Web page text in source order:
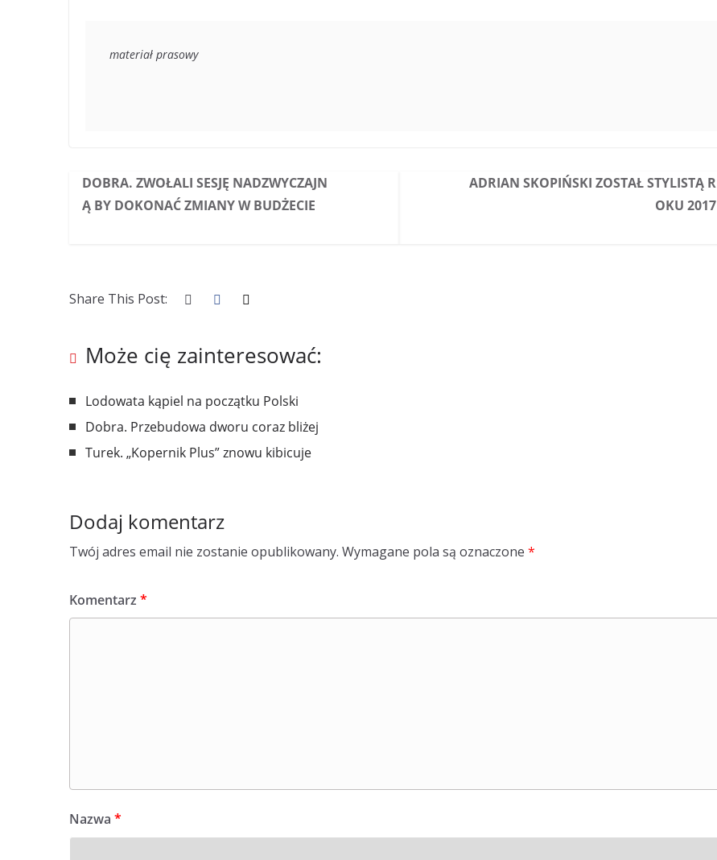
materiał prasowy
DOBRA. ZWOŁALI SESJĘ NADZWYCZAJN
Ą BY DOKONAĆ ZMIANY W BUDŻECIE
ADRIAN SKOPIŃSKI ZOSTAŁ STYLISTĄ R
OKU 2017
Share This Post:
Może cię zainteresować:
Lodowata kąpiel na początku Polski
Dobra. Przebudowa dworu coraz bliżej
Turek. „Kopernik Plus” znowu kibicuje
Dodaj komentarz
Twój adres email nie zostanie opublikowany. Wymagane pola są oznaczone *
Komentarz *
Nazwa *